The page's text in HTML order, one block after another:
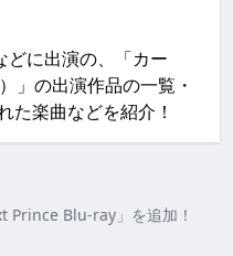
どに出演の、「カー
」の出演作品の一覧・
た楽曲などを紹介！
Prince Blu-ray」を追加！